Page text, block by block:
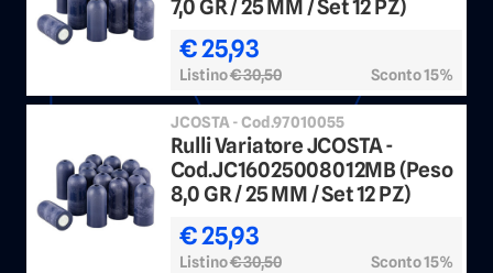
7,0 GR / 25 MM / Set 12 PZ)
€ 25,93
Listino€ 30,50 Sconto 15%
JCOSTA - Cod.97010055
Rulli Variatore JCOSTA -
Cod.JC16025008012MB (Peso
8,0 GR / 25 MM / Set 12 PZ)
€ 25,93
Listino€ 30,50 Sconto 15%